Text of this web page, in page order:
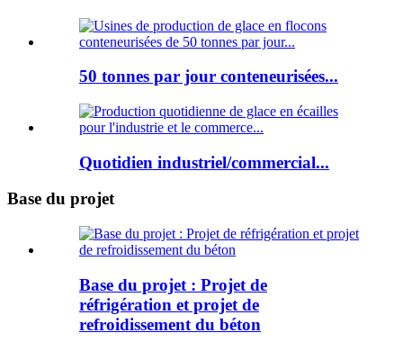
50 tonnes par jour conteneurisées...
Quotidien industriel/commercial...
Base du projet
Base du projet : Projet de
réfrigération et projet de
refroidissement du béton